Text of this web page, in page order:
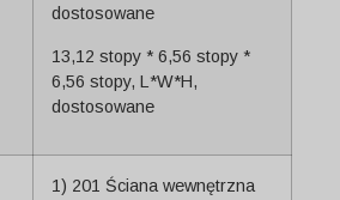
dostosowane
13,12 stopy * 6,56 stopy *
6,56 stopy, L*W*H,
dostosowane
1) 201 Ściana wewnętrzna